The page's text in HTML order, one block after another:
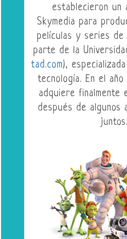
establecieron un
Skymedia para
películas y series de
parte de la
tad.com),
tecnología. En el
adquiere finalmente
después de algunos
juntos.